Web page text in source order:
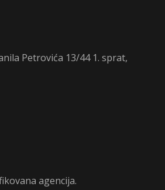
Petrovića 13/44 1. sprat,
agencija.